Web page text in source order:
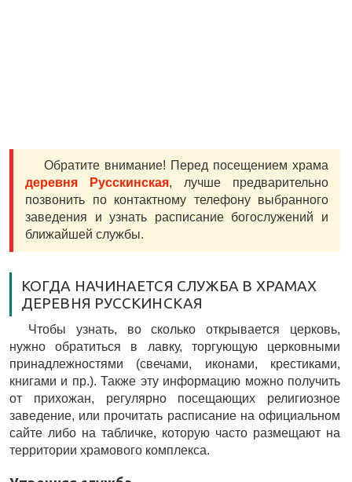
Обратите внимание! Перед посещением храма
деревня Русскинская, лучше предварительно
позвонить по контактному телефону выбранного
заведения и узнать расписание богослужений и
ближайшей службы.
КОГДА НАЧИНАЕТСЯ СЛУЖБА В ХРАМАХ
ДЕРЕВНЯ РУССКИНСКАЯ
Чтобы узнать, во сколько открывается церковь,
нужно обратиться в лавку, торгующую церковными
принадлежностями (свечами, иконами, крестиками,
книгами и пр.). Также эту информацию можно получить
от прихожан, регулярно посещающих религиозное
заведение, или прочитать расписание на официальном
сайте либо на табличке, которую часто размещают на
территории храмового комплекса.